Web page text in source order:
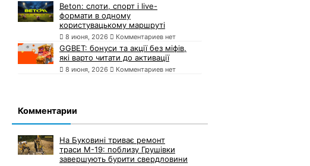
Beton: слоти, спорт і live-
формати в одному
користувацькому маршруті
8 июня, 2026 Комментариев нет
GGBET: бонуси та акції без міфів,
які варто читати до активації
8 июня, 2026 Комментариев нет
Комментарии
На Буковині триває ремонт
траси М-19: поблизу Грушівки
завершують бурити свердловини